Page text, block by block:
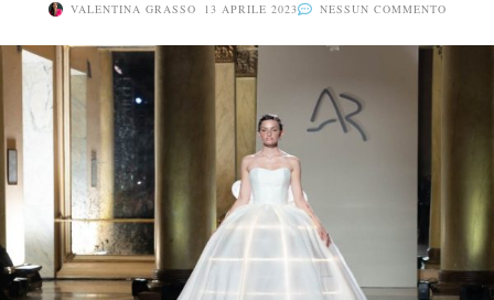
VALENTINA GRASSO 13 APRILE 2023 NESSUN COMMENTO